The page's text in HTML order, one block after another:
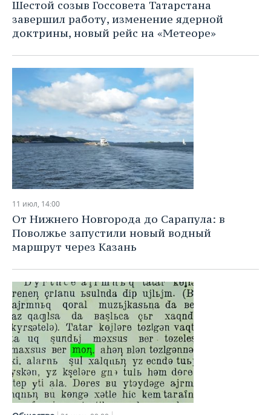
Шестой созыв Госсовета Татарстана
завершил работу, изменение ядерной
доктрины, новый рейс на «Метеоре»
11 июл, 14:00
От Нижнего Новгорода до Сарапула: в
Поволжье запустили новый водный
маршрут через Казань